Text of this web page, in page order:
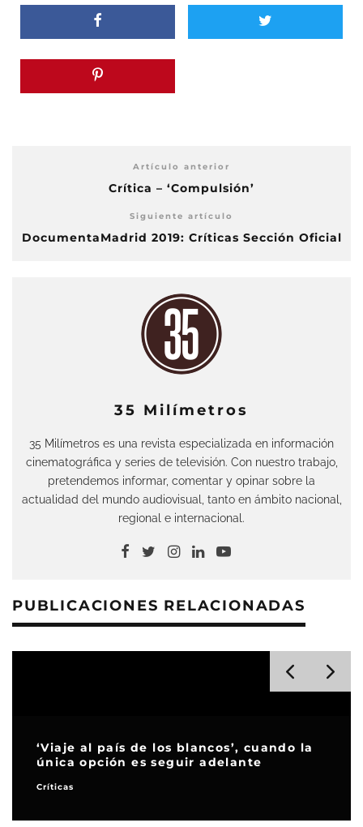
Artículo anterior
Crítica – ‘Compulsión’
Siguiente artículo
DocumentaMadrid 2019: Críticas Sección Oficial
35 Milímetros
35 Milímetros es una revista especializada en información
cinematográfica y series de televisión. Con nuestro trabajo,
pretendemos informar, comentar y opinar sobre la
actualidad del mundo audiovisual, tanto en ámbito nacional,
regional e internacional.
PUBLICACIONES RELACIONADAS
‘Viaje al país de los blancos’, cuando la
única opción es seguir adelante
Críticas